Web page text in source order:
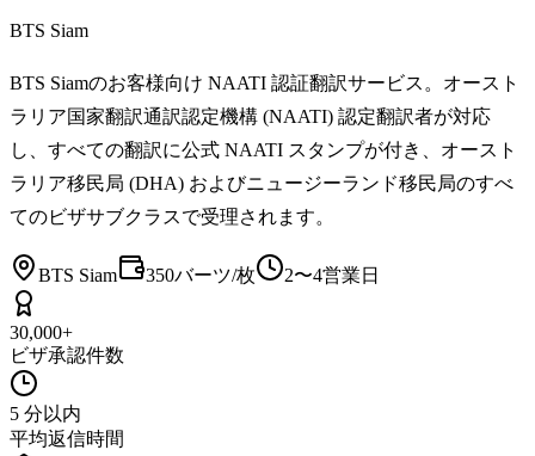
BTS Siam
BTS Siamのお客様向け NAATI 認証翻訳サービス。オースト
ラリア国家翻訳通訳認定機構 (NAATI) 認定翻訳者が対応
し、すべての翻訳に公式 NAATI スタンプが付き、オースト
ラリア移民局 (DHA) およびニュージーランド移民局のすべ
てのビザサブクラスで受理されます。
BTS Siam 350バーツ/枚 2〜4営業日
30,000+
ビザ承認件数
5 分以内
平均返信時間